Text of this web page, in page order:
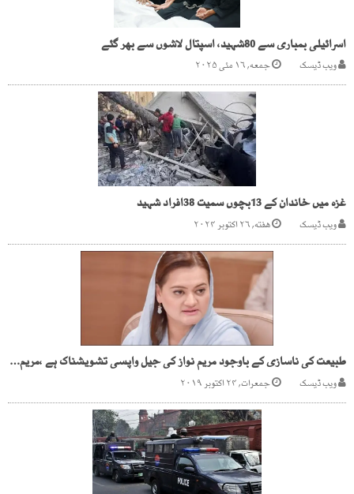
اسرائیلی بمباری سے 80شہید، اسپتال لاشوں سے بھر گئے
ویب ڈیسک جمعه, ۱۶ مئی ۲۰۲۵
غزہ میں خاندان کے 13بچوں سمیت 38افراد شہید
ویب ڈیسک هفته, ۲۶ اکتوبر ۲۰۲۴
طبیعت کی ناسازی کے باوجود مریم نواز کی جیل واپسی تشویشناک ہے ،مریم اورنگزیب
ویب ڈیسک جمعرات, ۲۴ اکتوبر ۲۰۱۹